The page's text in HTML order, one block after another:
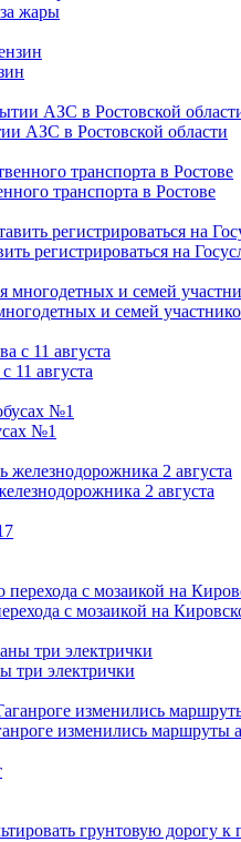
жары
АЗС в Ростовской области
транспорта в Ростове
регистрироваться на
и семей
11 августа
№1
2 августа
с мозаикой на
три электрички
изменились маршруты